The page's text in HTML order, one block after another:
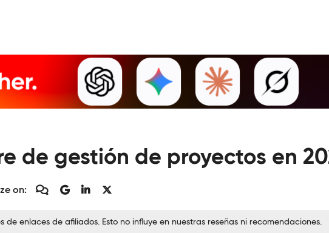
de gestión de proyectos en
on:
enlaces de afiliados. Esto no influye en nuestras reseñas ni recomendaciones.